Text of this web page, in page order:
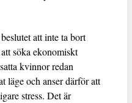
att inte ta bort
söka ekonomiskt
kvinnor redan
läge och anser därför att
stress. Det är